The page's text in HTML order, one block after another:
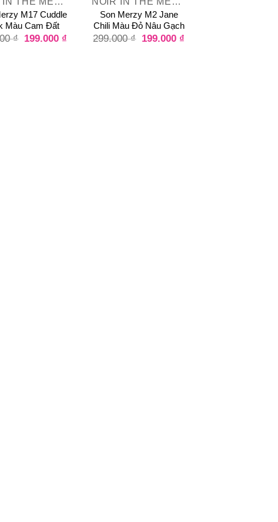
M17 Cuddle
Màu Cam Đất
₫ 199.000 ₫
Son Merzy M2 Jane
Chili Màu Đỏ Nâu Gạch
299.000₫ 199.000 ₫